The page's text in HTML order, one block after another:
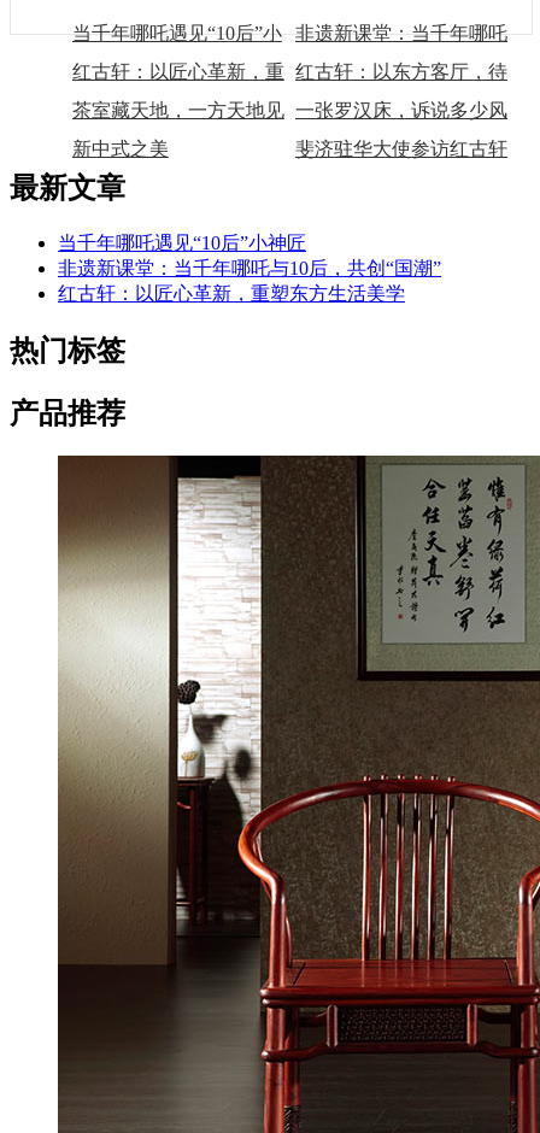
当千年哪吒遇见“10后”小
神匠
非遗新课堂：当千年哪吒
与10后，共创“国潮”
红古轩：以匠心革新，重
塑东方生活美学
红古轩：以东方客厅，待
世界来宾
茶室藏天地，一方天地见
春秋
一张罗汉床，诉说多少风
雅春秋
新中式之美 斐济驻华大使参访红古轩
最新文章
当千年哪吒遇见“10后”小神匠
非遗新课堂：当千年哪吒与10后，共创“国潮”
红古轩：以匠心革新，重塑东方生活美学
热门标签
产品推荐